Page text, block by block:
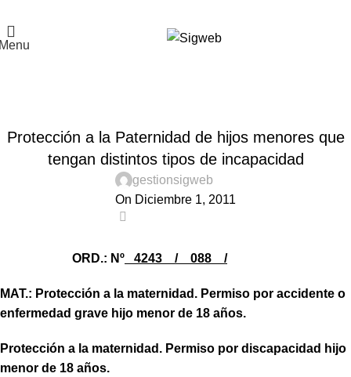
Protección a la Paternidad de hijos menores que
tengan distintos tipos de incapacidad
gestionsigweb
On Diciembre 1, 2011
ORD.: Nº 4243 / 088 /
MAT.: Protección a la maternidad. Permiso por accidente o
enfermedad grave hijo menor de 18 años.
Protección a la maternidad. Permiso por discapacidad hijo
menor de 18 años.